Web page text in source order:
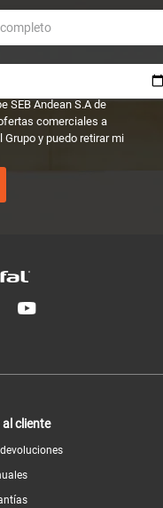
SEB Andean S.A de
comerciales a
y puedo retirar mi
al cliente